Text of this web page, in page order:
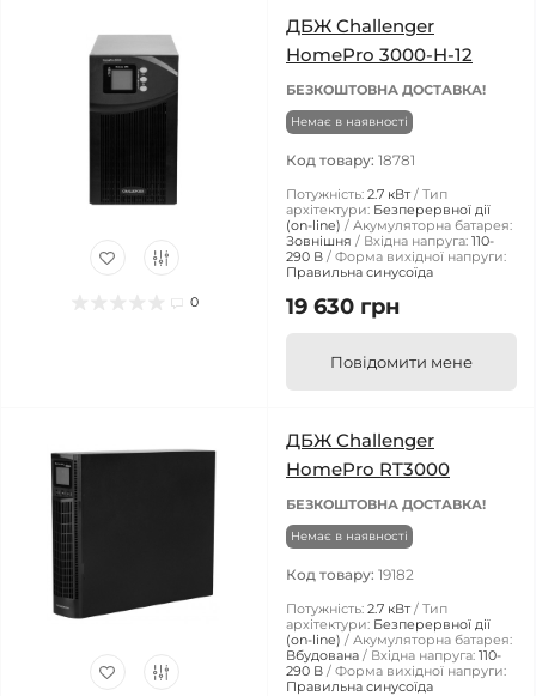
0
ДБЖ Challenger
HomePro 3000-H-12
БЕЗКОШТОВНА ДОСТАВКА!
Немає в наявності
Код товару: 18781
Потужність: 2.7 кВт
Тип
архітектури: Безперервної дії
(on-line)
Акумуляторна батарея:
Зовнішня
Вхідна напруга: 110-
290 В
Форма вихідної напруги:
Правильна синусоїда
19 630 грн
Повідомити мене
ДБЖ Challenger
HomePro RT3000
БЕЗКОШТОВНА ДОСТАВКА!
Немає в наявності
Код товару: 19182
Потужність: 2.7 кВт
Тип
архітектури: Безперервної дії
(on-line)
Акумуляторна батарея:
Вбудована
Вхідна напруга: 110-
290 В
Форма вихідної напруги:
Правильна синусоїда